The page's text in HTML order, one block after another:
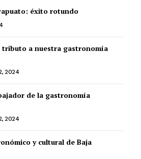
éxito rotundo
a nuestra gastronomía
2024
de la gastronomía
2024
y cultural de Baja